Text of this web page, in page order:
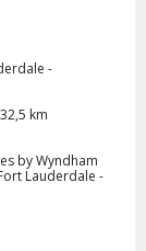
-
km
by Wyndham
Lauderdale -